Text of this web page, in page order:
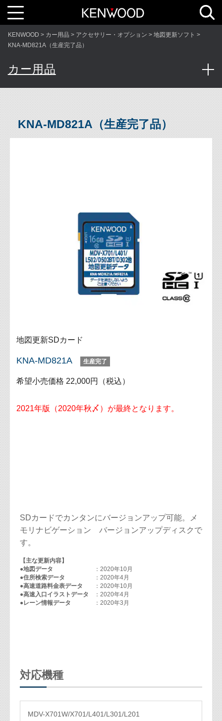
T
o
g
g
l
e
n
g
a
KENWOOD カー用品 アクセサリー・オプション
地図更新ソフト
KNA-MD821A（生産完了品）
カー用品
KNA-MD821A（生産完了品）
地図更新SDカード
KNA-MD821A 生産完了
希望小売価格 22,000円（税込）
2021年版（2020年秋〆）が最終となります。
SDカードでカンタンにバージョンアップ可能。メ
モリナビゲーション バージョンアップディスクで
す。
【主な更新内容】
●地図データ
：2020年10月
●住所検索データ
：2020年4月
●高速道路料金表データ
：2020年10月
●高速入口イラストデータ
：2020年4月
●レーン情報データ
：2020年3月
対応機種
MDV-X701W/X701/L401/L301/L201